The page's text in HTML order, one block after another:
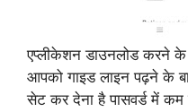
एप्लीकेशन डाउनलोड करने
आपको गाइड लाइन पढ़ने के
सेट कर देना है पासवर्ड में